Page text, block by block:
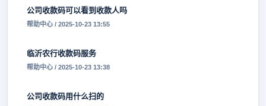
公司收款码可以看到收款人吗
帮助中心 / 2025-10-23 13:55
临沂农行收款码服务
帮助中心 / 2025-10-23 13:38
公司收款码用什么扫的